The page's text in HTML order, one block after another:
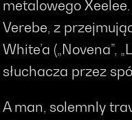
metalowego
Verebe, z
White’a („Novena”,
słuchacza przez
A man, solemnly